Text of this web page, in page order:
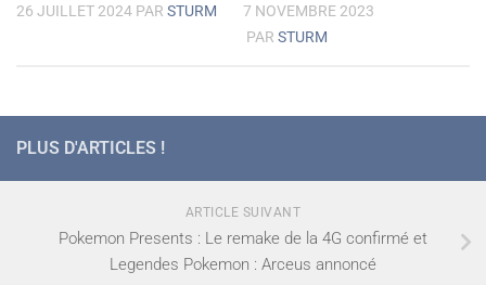
26 JUILLET 2024 PAR STURM
7 NOVEMBRE 2023
PAR STURM
PLUS D'ARTICLES !
ARTICLE SUIVANT
Pokemon Presents : Le remake de la 4G confirmé et
Legendes Pokemon : Arceus annoncé